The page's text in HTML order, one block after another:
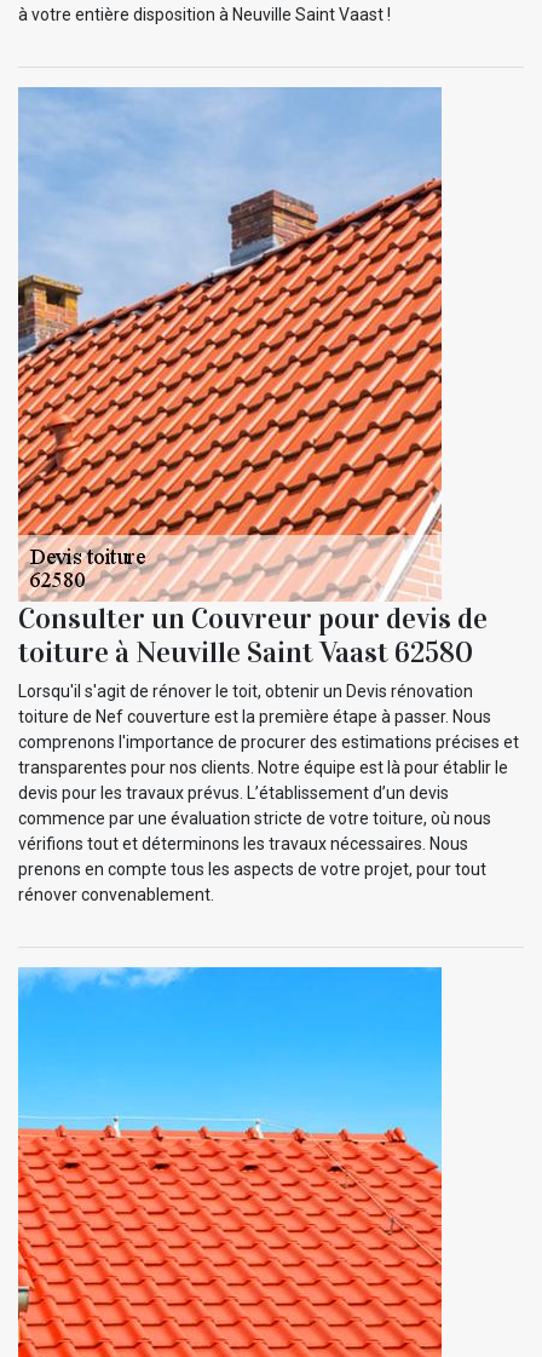
à votre entière disposition à Neuville Saint Vaast !
Consulter un Couvreur pour devis de
toiture à Neuville Saint Vaast 62580
Lorsqu'il s'agit de rénover le toit, obtenir un Devis rénovation
toiture de Nef couverture est la première étape à passer. Nous
comprenons l'importance de procurer des estimations précises et
transparentes pour nos clients. Notre équipe est là pour établir le
devis pour les travaux prévus. L’établissement d’un devis
commence par une évaluation stricte de votre toiture, où nous
vérifions tout et déterminons les travaux nécessaires. Nous
prenons en compte tous les aspects de votre projet, pour tout
rénover convenablement.